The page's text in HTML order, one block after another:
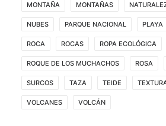
MONTAÑA MONTAÑAS
NUBES PARQUE NACIONAL PLAYA
ROCA ROCAS ROPA ECOLÓGICA
ROQUE DE LOS MUCHACHOS ROSA
SURCOS TAZA TEIDE
VOLCANES VOLCÁN